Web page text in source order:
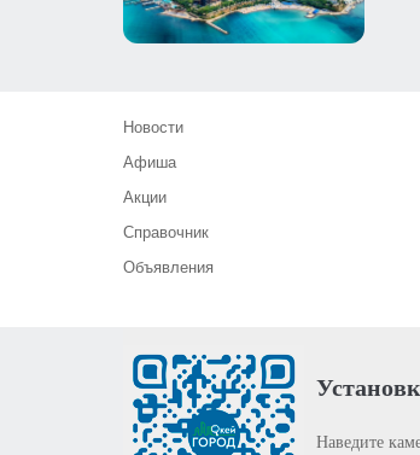
Новости
Афиша
Акции
Справочник
Объявления
Наведите